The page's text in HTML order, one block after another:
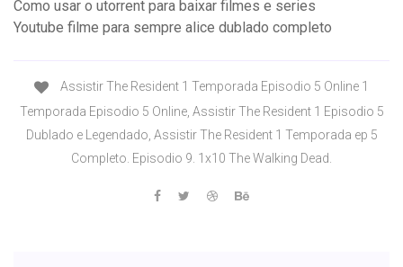
Como usar o utorrent para baixar filmes e series
Youtube filme para sempre alice dublado completo
Assistir The Resident 1 Temporada Episodio 5 Online 1
Temporada Episodio 5 Online, Assistir The Resident 1 Episodio 5
Dublado e Legendado, Assistir The Resident 1 Temporada ep 5
Completo. Episodio 9. 1x10 The Walking Dead.